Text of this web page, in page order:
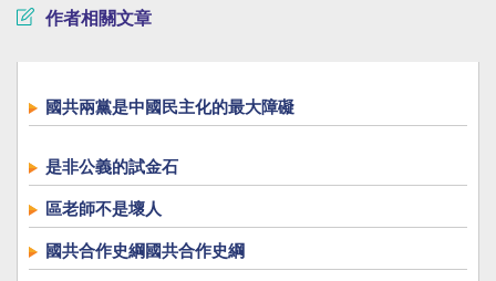
作者相關文章
國共兩黨是中國民主化的最大障礙
是非公義的試金石
區老師不是壞人
國共合作史綱國共合作史綱